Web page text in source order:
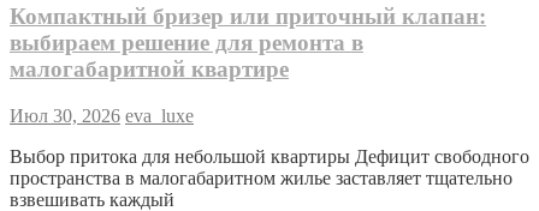
Компактный бризер или приточный клапан:
выбираем решение для ремонта в
малогабаритной квартире
Июл 30, 2026 eva_luxe
Выбор притока для небольшой квартиры Дефицит свободного
пространства в малогабаритном жилье заставляет тщательно
взвешивать каждый